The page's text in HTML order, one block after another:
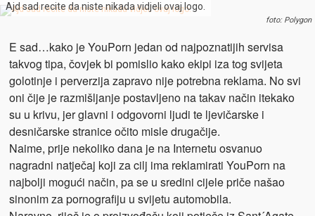
Ajd sad recite da niste nikada vidjeli ovaj logo.
foto: Polygon
E sad…kako je YouPorn jedan od najpoznatijih servisa
takvog tipa, čovjek bi pomislio kako ekipi iza tog svijeta
golotinje i perverzija zapravo nije potrebna reklama. No svi
oni čije je razmišljanje postavljeno na takav način itekako
su u krivu, jer glavni i odgovorni ljudi te ljevičarske i
desničarske stranice očito misle drugačije.
Naime, prije nekoliko dana je na Internetu osvanuo
nagradni natječaj koji za cilj ima reklamirati YouPorn na
najbolji mogući način, pa se u sredini cijele priče našao
sinonim za pornografiju u svijetu automobila.